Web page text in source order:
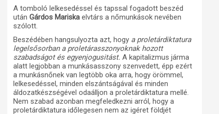
A tomboló lelkesedéssel és tapssal fogadott beszéd
után Gárdos Mariska elvtárs a nőmunkások nevében
szólott.
Beszédében hangsulyozta azt, hogy a proletárdiktatura
legelsősorban a proletárasszonyoknak hozott
szabadságot és egyenjogusitást. A kapitalizmus járma
alatt legjobban a munkásasszony szenvedett, épp ezért
a munkásnőnek van legtöbb oka arra, hogy örömmel,
lelkesedéssel, minden elszántságával és minden
áldozatkészségével odaálljon a proletárdiktatura mellé.
Nem szabad azonban megfeledkezni arról, hogy a
proletárdiktatura időlegesen nem az igéret földjét